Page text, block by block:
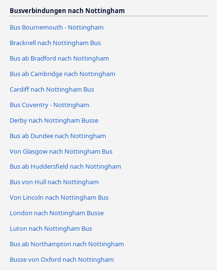
Busverbindungen nach Nottingham
Bus Bournemouth - Nottingham
Bracknell nach Nottingham Bus
Bus ab Bradford nach Nottingham
Bus ab Cambridge nach Nottingham
Cardiff nach Nottingham Bus
Bus Coventry - Nottingham
Derby nach Nottingham Busse
Bus ab Dundee nach Nottingham
Von Glasgow nach Nottingham Bus
Bus ab Huddersfield nach Nottingham
Bus von Hull nach Nottingham
Von Lincoln nach Nottingham Bus
London nach Nottingham Busse
Luton nach Nottingham Bus
Bus ab Northampton nach Nottingham
Busse von Oxford nach Nottingham